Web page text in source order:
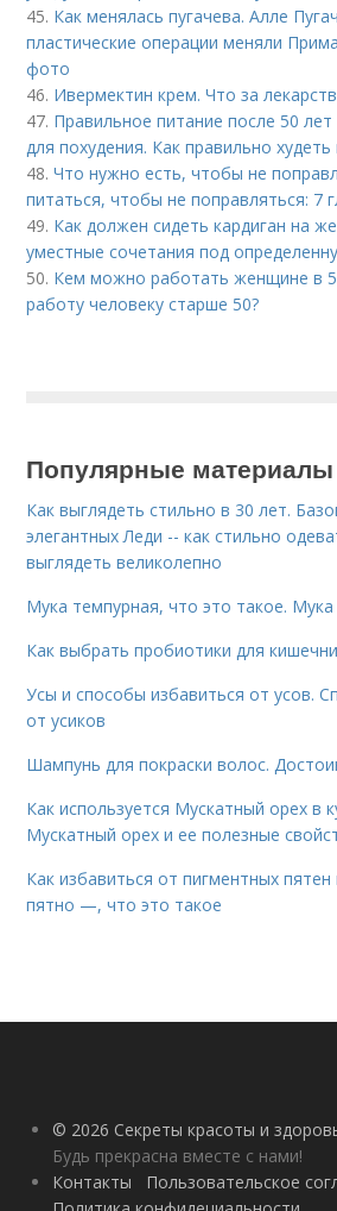
45. Как менялась пугачева. Алле
пластические операции меняли
фото
46. Ивермектин крем. Что за
47. Правильное питание после 50
для похудения. Как правильно худеть
48.Что нужно есть, чтобы не
питаться, чтобы не поправляться: 7
49. Как должен сидеть кардиган на
уместные сочетания под
50. Кем можно работать женщине в
работу человеку старше 50?
Популярные материалы
Как выглядеть стильно в 30 лет.
элегантных Леди -- как стильно
выглядеть великолепно
Мука темпурная, что это такое.
Как выбрать пробиотики для
Усы и способы избавиться от усов.
от усиков
Шампунь для покраски волос.
Как используется Мускатный орех в
Мускатный орех и ее полезные
Как избавиться от пигментных
пятно —, что это такое
© 2026 Секреты красоты и
Будь прекрасна вместе с нами!
Контакты
Пользовательское